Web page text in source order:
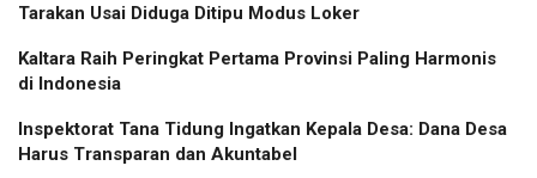
Tarakan Usai Diduga Ditipu Modus Loker
Kaltara Raih Peringkat Pertama Provinsi Paling Harmonis
di Indonesia
Inspektorat Tana Tidung Ingatkan Kepala Desa: Dana Desa
Harus Transparan dan Akuntabel